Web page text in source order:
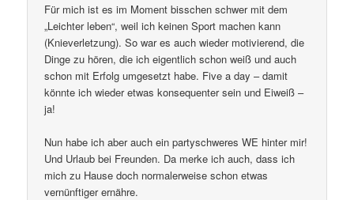
Für mich ist es im Moment bisschen schwer mit dem
„Leichter leben“, weil ich keinen Sport machen kann
(Knieverletzung). So war es auch wieder motivierend, die
Dinge zu hören, die ich eigentlich schon weiß und auch
schon mit Erfolg umgesetzt habe. Five a day – damit
könnte ich wieder etwas konsequenter sein und Eiweiß –
ja!
Nun habe ich aber auch ein partyschweres WE hinter mir!
Und Urlaub bei Freunden. Da merke ich auch, dass ich
mich zu Hause doch normalerweise schon etwas
vernünftiger ernähre.